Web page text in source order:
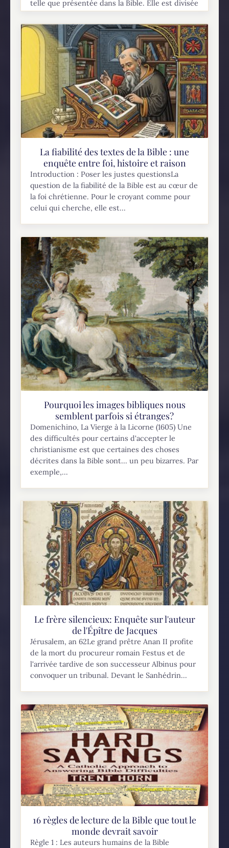
telle que présentée dans la Bible. Elle est divisée
en 12 périodes, représentant chacune une étape
importante dans le cheminement du...
La fiabilité des textes de la Bible : une
enquête entre foi, histoire et raison
Introduction : Poser les justes questionsLa
question de la fiabilité de la Bible est au cœur de
la foi chrétienne. Pour le croyant comme pour
celui qui cherche, elle est...
Pourquoi les images bibliques nous
semblent parfois si étranges?
Domenichino, La Vierge à la Licorne (1605) Une
des difficultés pour certains d'accepter le
christianisme est que certaines des choses
décrites dans la Bible sont... un peu bizarres. Par
exemple,...
Le frère silencieux: Enquête sur l'auteur
de l'Épître de Jacques
Jérusalem, an 62Le grand prêtre Anan II profite
de la mort du procureur romain Festus et de
l'arrivée tardive de son successeur Albinus pour
convoquer un tribunal. Devant le Sanhédrin...
16 règles de lecture de la Bible que tout le
monde devrait savoir
Règle 1 : Les auteurs humains de la Bible